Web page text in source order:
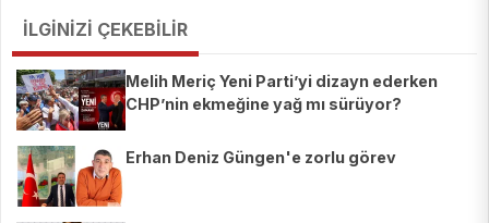
İLGİNİZİ ÇEKEBİLİR
Melih Meriç Yeni Parti’yi dizayn ederken
CHP’nin ekmeğine yağ mı sürüyor?
Erhan Deniz Güngen'e zorlu görev